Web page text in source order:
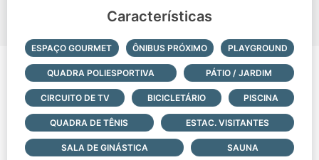
Características
ESPAÇO GOURMET ÔNIBUS PRÓXIMO PLAYGROUND
QUADRA POLIESPORTIVA PÁTIO / JARDIM
CIRCUITO DE TV BICICLETÁRIO PISCINA
QUADRA DE TÊNIS ESTAC. VISITANTES
SALA DE GINÁSTICA SAUNA